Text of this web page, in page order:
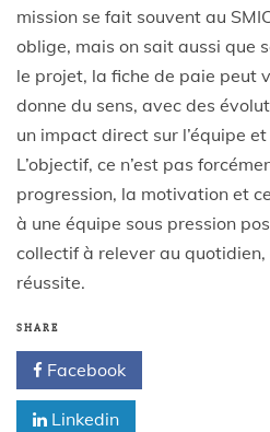
mission se fait souvent au
oblige, mais on sait aussi que
le projet, la fiche de paie peut
donne du sens, avec des
un impact direct sur l’équipe
L’objectif, ce n’est pas
progression, la motivation et
à une équipe sous pression
collectif à relever au quotidien,
réussite.
SHARE
Facebook
Linkedin